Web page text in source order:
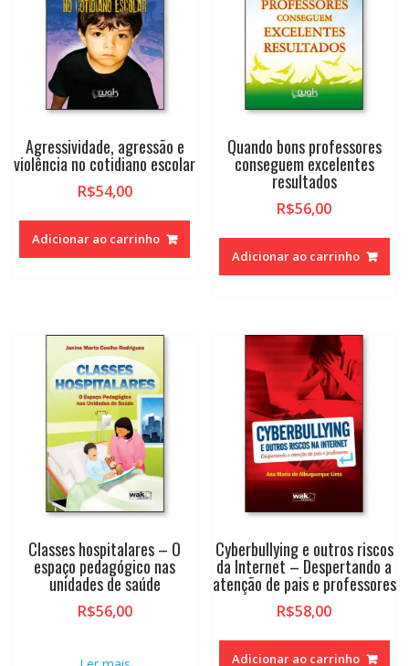
Agressividade, agressão e
violência no cotidiano escolar
R$54,00
Adicionar ao carrinho
Quando bons professores
conseguem excelentes
resultados
R$56,00
Adicionar ao carrinho
Classes hospitalares – O
espaço pedagógico nas
unidades de saúde
R$56,00
Cyberbullying e outros riscos
da Internet – Despertando a
atenção de pais e professores
R$58,00
Adicionar ao carrinho